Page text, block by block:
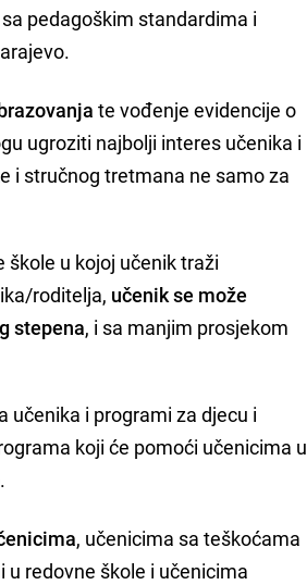
pedagoškim standardima i
te vođenje evidencije o
ugroziti najbolji interes učenika i
i stručnog tretmana ne samo za
škole u kojoj učenik traži
roditelja, učenik se može
stepena, i sa manjim prosjekom
učenika i programi za djecu i
koji će pomoći učenicima u
, učenicima sa teškoćama
redovne škole i učenicima